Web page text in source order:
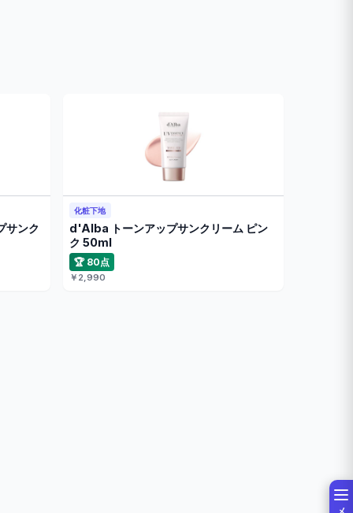
サンク
化粧下地
d'Alba トーンアップサンクリーム ピン
ク 50ml
🏆 80点
￥2,990